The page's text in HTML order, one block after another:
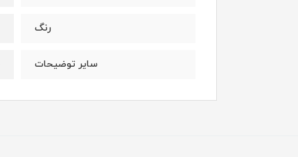
رنگ
سایر توضیحات